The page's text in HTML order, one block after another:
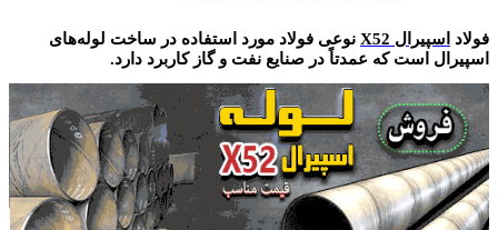
فولاد اسپیرال X52
نوعی فولاد مورد استفاده در ساخت لوله‌های
اسپیرال است که عمدتاً در صنایع نفت و گاز کاربرد دارد.